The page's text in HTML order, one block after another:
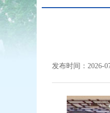
发布时间：2026-